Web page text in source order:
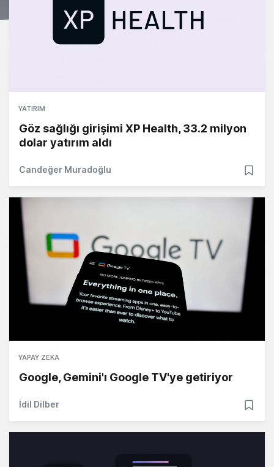
YATIRIM
Göz sağlığı girişimi XP Health, 33.2 milyon
dolar yatırım aldı
Candeğer Muradoğlu
YAPAY ZEKA
Google, Gemini'ı Google TV'ye getiriyor
İdil Dilber